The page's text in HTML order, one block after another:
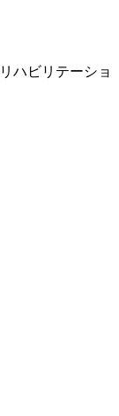
リハビリテーショ